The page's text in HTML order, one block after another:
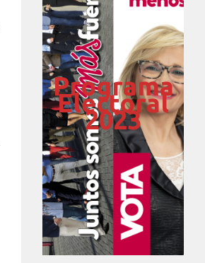
Programa
Electoral
2023